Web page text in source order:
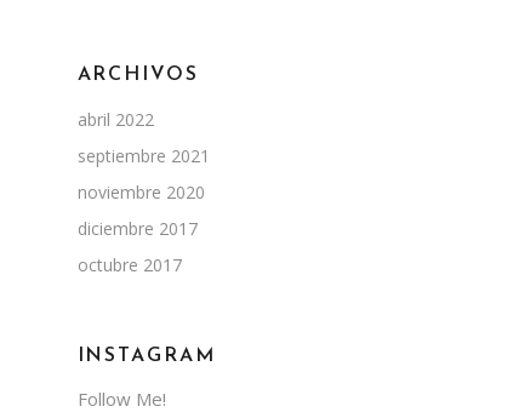
ARCHIVOS
abril 2022
septiembre 2021
noviembre 2020
diciembre 2017
octubre 2017
INSTAGRAM
Follow Me!